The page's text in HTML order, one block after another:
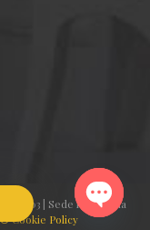
| Sede legale: Via
Cookie Policy